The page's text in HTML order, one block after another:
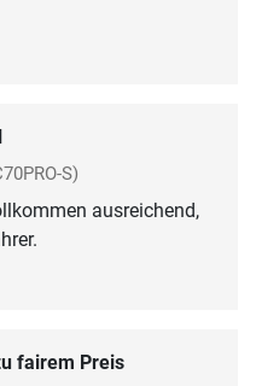
S)
ausreichend,
fairem Preis